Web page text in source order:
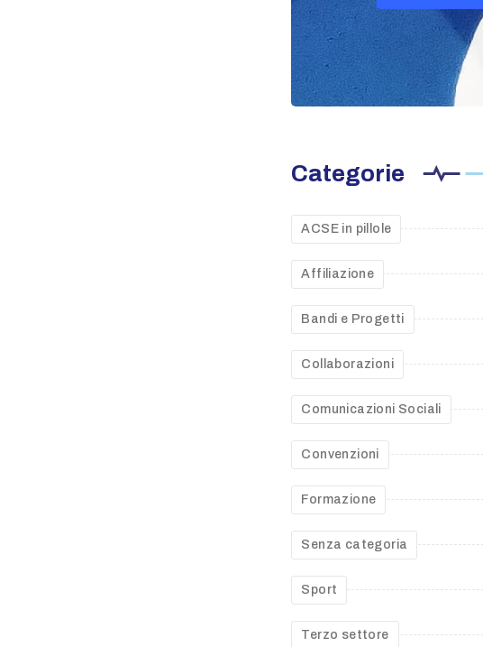
Categorie
ACSE in pillole
Affiliazione
Bandi e Progetti
Collaborazioni
Comunicazioni Sociali
Convenzioni
Formazione
Senza categoria
Sport
Terzo settore